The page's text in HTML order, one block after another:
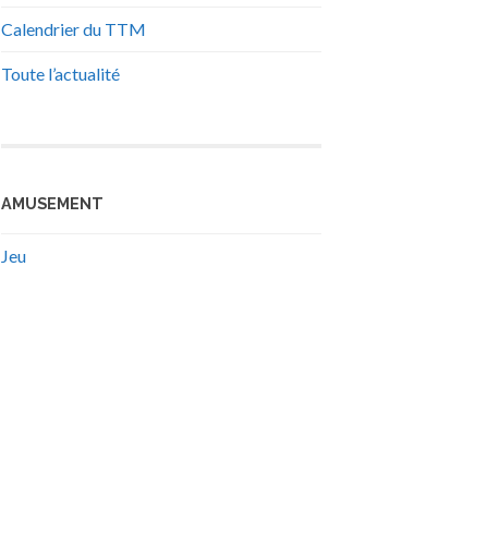
Calendrier du TTM
Toute l’actualité
AMUSEMENT
Jeu